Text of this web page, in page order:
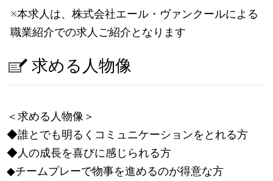
※本求人は、株式会社エール・ヴァンクールによる
職業紹介での求人ご紹介となります
求める人物像
＜求める人物像＞
◆誰とでも明るくコミュニケーションをとれる方
◆人の成長を喜びに感じられる方
◆チームプレーで物事を進めるのが得意な方